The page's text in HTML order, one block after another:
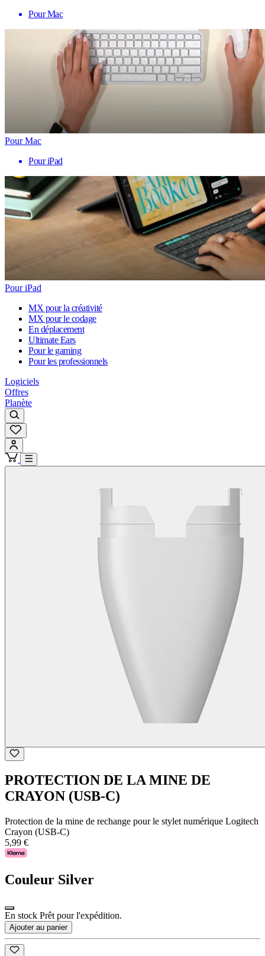
Pour Mac
Pour Mac
Pour iPad
Pour iPad
MX pour la créativité
MX pour le codage
En déplacement
Ultimate Ears
Pour le gaming
Pour les professionnels
Logiciels
Offres
Planète
PROTECTION DE LA MINE DE
CRAYON (USB-C)
Protection de la mine de rechange pour le stylet numérique Logitech
Crayon (USB-C)
5,99 €
Couleur Silver
En stock Prêt pour l'expédition.
Ajouter au panier